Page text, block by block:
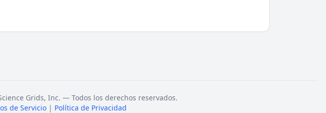
Grids, Inc. — Todos los derechos reservados.
de Servicio | Política de Privacidad